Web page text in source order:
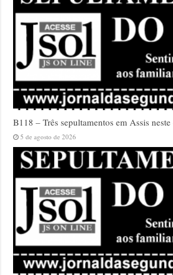
B118 – Três sepultamentos em Assis
5 de agosto de 2026